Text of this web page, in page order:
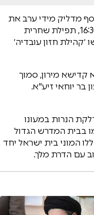
מדליק מידי ערב את
נרות החנוכה בבית מדרשו בשעה 16:30, תפילת שחרית
׳קהילת חזון עובדיה׳
קדישא מירון, סמוך
בר יוחאי זיע"א.
הנרות במעונו
בבית המדרש הגדול
המוני בית ישראל יחד
עם הדרת מלך.